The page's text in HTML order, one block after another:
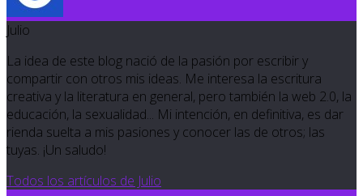
Julio
La idea de este blog nació de la pasión por escribir y
compartir con otros mis ideas. Me interesa la escritura
creativa y la literatura en general, pero también la web 2.0, la
educación, la sexualidad... Mi intención, en definitiva, es dar
rienda suelta a mis pasiones y conocer las de otros; las
tuyas. ¡Un saludo!
Todos los artículos de Julio